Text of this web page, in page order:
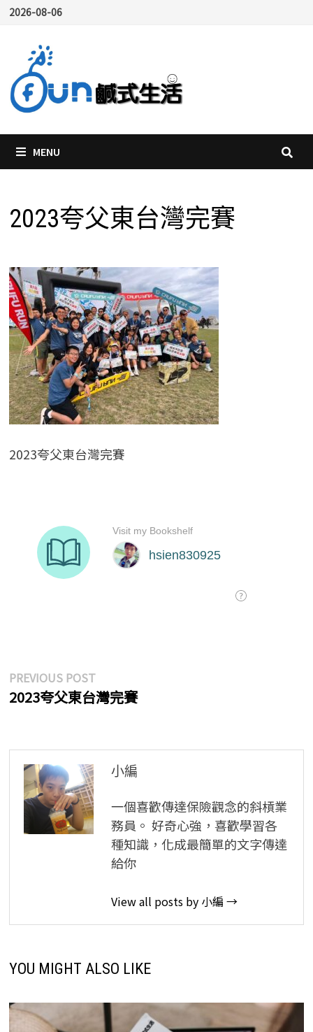
Skip
content
2026-08-06
MENU
2023夸父東台灣完賽
2023夸父東台灣完賽
文
章
覽
PREVIOUS POSTPrevious
post:
2023夸父東台灣完賽
小編
一個喜歡傳達保險觀念的斜槓業
務員。 好奇心強，喜歡學習各
種知識，化成最簡單的文字傳達
給你
View all posts by 小編 →
YOU MIGHT ALSO LIKE